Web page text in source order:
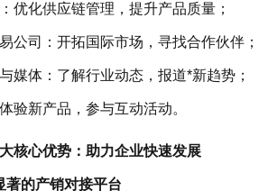
优化供应链管理，提升产品质量；
公司：开拓国际市场，寻找合作伙伴；
媒体：了解行业动态，报道*新趋势；
验新产品，参与互动活动。
核心优势：助力企业快速发展
的产销对接平台